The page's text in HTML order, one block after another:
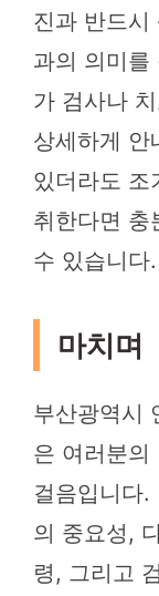
진과 반드시
과의 의미를
가 검사나
상세하게 안
있더라도 조
취한다면 충
수 있습니다.
마치며
부산광역시
은 여러분의
걸음입니다.
의 중요성,
령, 그리고